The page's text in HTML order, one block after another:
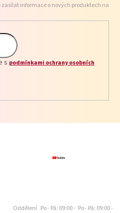
informace o nových produktech na
s podmínkami ochrany osobních
Oddělení Po - Pá: 09:00 - Po - Pá: 09:00 -